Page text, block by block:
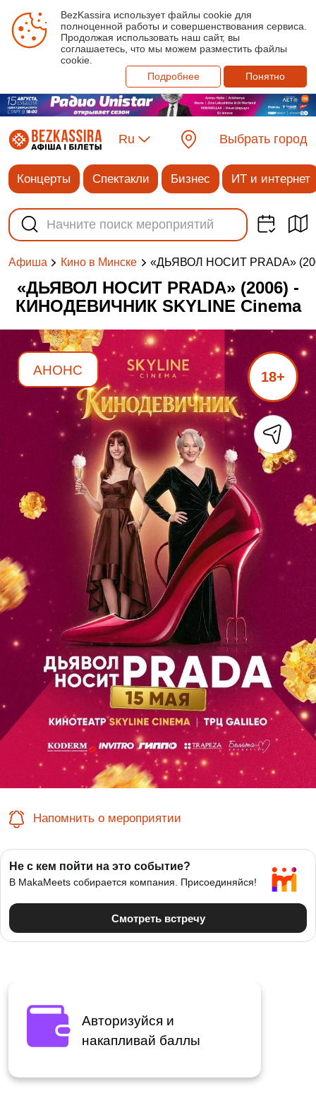
BezKassira использует файлы cookie для
полноценной работы и совершенствования сервиса.
Продолжая использовать наш сайт, вы
соглашаетесь, что мы можем разместить файлы
cookie.
Подробнее
Понятно
Ru Выбрать город
Концерты Спектакли Бизнес ИТ и интернет
Афиша Кино в Минске «ДЬЯВОЛ НОСИТ PRADA»
«ДЬЯВОЛ НОСИТ PRADA» (2006) -
КИНОДЕВИЧНИК SKYLINE Cinema
АНОНС 18+
Напомнить о мероприятии
Авторизуйся и
накапливай баллы